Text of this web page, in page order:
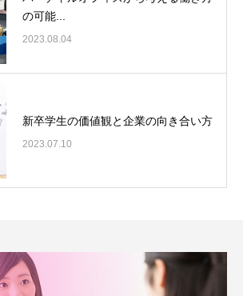
の可能...
2023.08.04
新卒学生の価値観と企業の向き合い方
2023.07.10